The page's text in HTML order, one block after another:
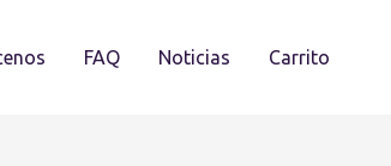
FAQ Noticias Carrito